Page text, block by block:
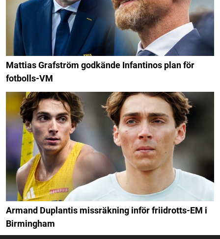
Mattias Grafström godkände Infantinos plan för
fotbolls-VM
Armand Duplantis missräkning inför friidrotts-EM i
Birmingham